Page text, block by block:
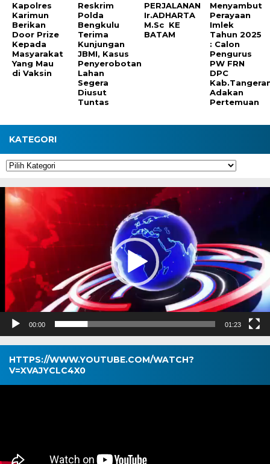
Kapolres
Karimun
Berikan
Door Prize
Kepada
Masyarakat
Yang Mau
di Vaksin
Reskrim
Polda
Bengkulu
Terima
Kunjungan
JBMI, Kasus
Penyerobotan
Lahan
Segera
Diusut
Tuntas
PERJALANAN
Ir.ADHARTA
M.Sc KE
BATAM
Menyambut
Perayaan
Imlek
Tahun 2025
: Calon
Pengurus
PW FRN
DPC
Adakan
Pertemuan
KATEGORI
Kategori
Pemutar
Video
00:00 01:23
HTTPS://WWW.YOUTUBE.COM/WATCH?
V=XVAJYCLC4X0
Pemutar